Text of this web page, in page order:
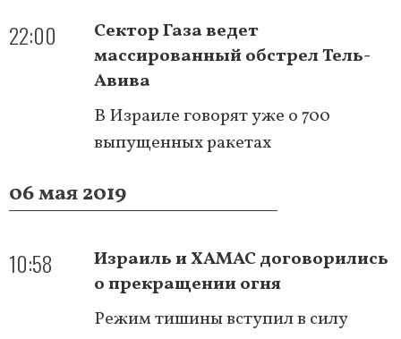
22:00
Сектор Газа ведет
массированный обстрел Тель-
Авива
В Израиле говорят уже о 700
выпущенных ракетах
06 мая 2019
10:58
Израиль и ХАМАС договорились
о прекращении огня
Режим тишины вступил в силу